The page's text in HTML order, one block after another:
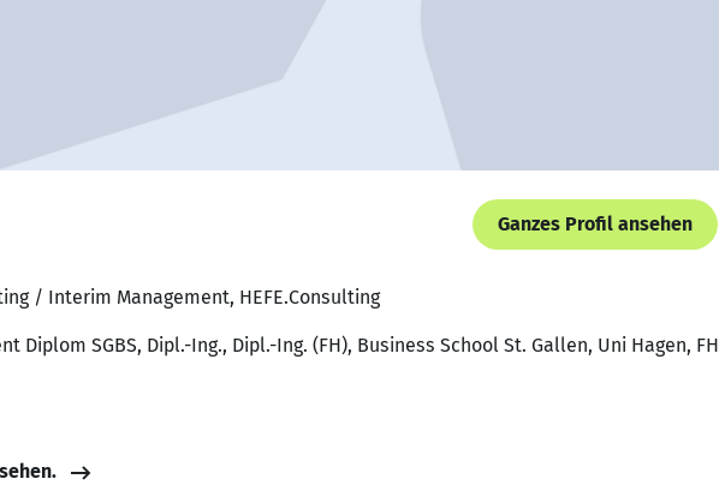
Ganzes Profil ansehen
/ Interim Management, HEFE.Consulting
Diplom SGBS, Dipl.-Ing., Dipl.-Ing. (FH), Business School St. Gallen, Uni Hagen, FH